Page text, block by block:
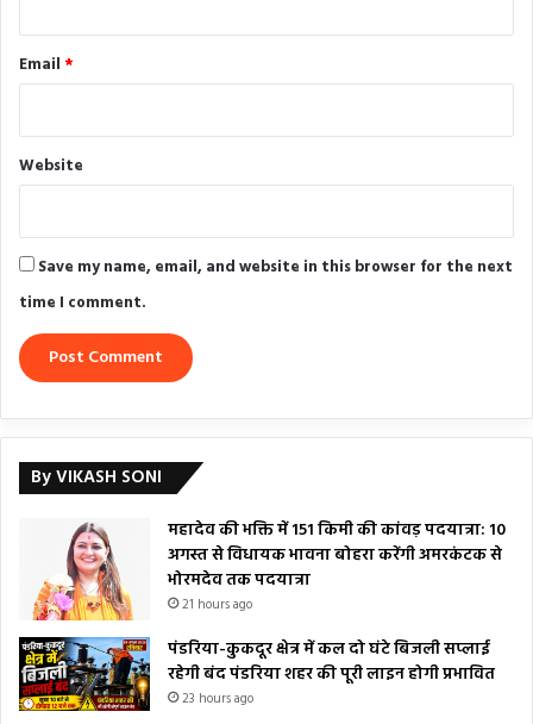
Email *
Website
Save my name, email, and website in this browser for the next
time I comment.
By VIKASH SONI
महादेव की भक्ति में 151 किमी की कांवड़ पदयात्रा: 10
अगस्त से विधायक भावना बोहरा करेंगी अमरकंटक से
भोरमदेव तक पदयात्रा
21 hours ago
पंडरिया-कुकदूर क्षेत्र में कल दो घंटे बिजली सप्लाई
रहेगी बंद पंडरिया शहर की पूरी लाइन होगी प्रभावित
23 hours ago